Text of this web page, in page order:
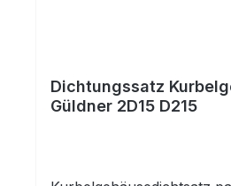
Dichtungssatz
Güldner 2D15 D215